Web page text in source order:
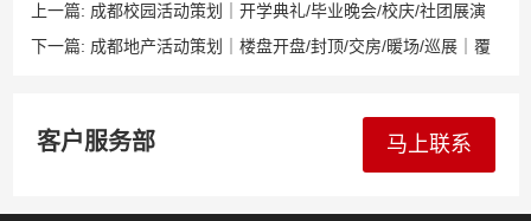
上一篇: 成都校园活动策划｜开学典礼/毕业晚会/校庆/社团展演
｜覆盖温江新都郫都双流简阳眉山德阳凉山阿坝
下一篇: 成都地产活动策划｜楼盘开盘/封顶/交房/暖场/巡展｜覆
客户服务部 马上联系